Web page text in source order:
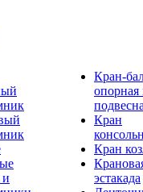
Кран-
опорная
Кран
Кран
эстакада